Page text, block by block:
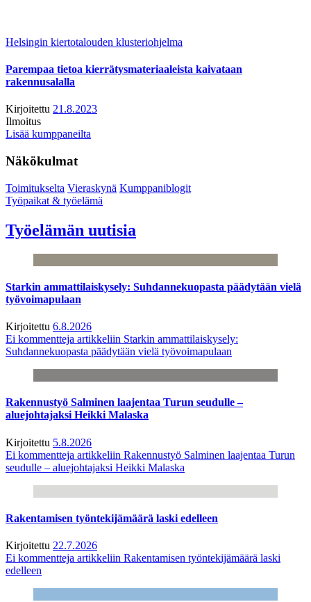
Helsingin kiertotalouden klusteriohjelma
Parempaa tietoa kierrätysmateriaaleista kaivataan
rakennusalalla
Kirjoitettu 21.8.2023
Ilmoitus
Lisää kumppaneilta
Näkökulmat
Toimitukselta Vieraskynä Kumppaniblogit
Työpaikat & työelämä
Työelämän uutisia
Starkin ammattilaiskysely: Suhdannekuopasta päädytään vielä
työvoimapulaan
Kirjoitettu 6.8.2026
Ei kommentteja artikkeliin Starkin ammattilaiskysely:
Suhdannekuopasta päädytään vielä työvoimapulaan
Rakennustyö Salminen laajentaa Turun seudulle –
aluejohtajaksi Heikki Malaska
Kirjoitettu 5.8.2026
Ei kommentteja artikkeliin Rakennustyö Salminen laajentaa Turun
seudulle – aluejohtajaksi Heikki Malaska
Rakentamisen työntekijämäärä laski edelleen
Kirjoitettu 22.7.2026
Ei kommentteja artikkeliin Rakentamisen työntekijämäärä laski
edelleen